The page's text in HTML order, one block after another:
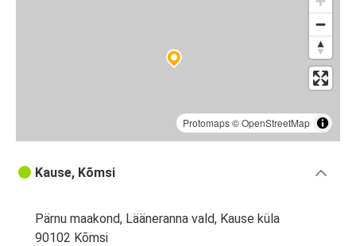
Protomaps©OpenStreetMap
Kause, Kõmsi
Pärnu maakond, Lääneranna vald, Kause küla
90102 Kõmsi